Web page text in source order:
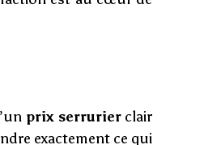
prix serrurierclair
exactement ce qui